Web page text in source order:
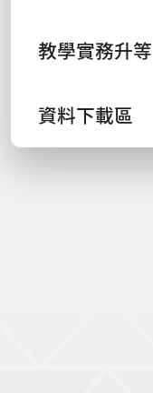
教學實務升等
資料下載區